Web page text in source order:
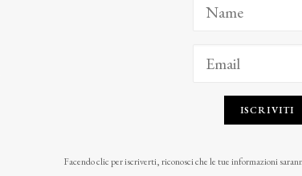
ISCRIVITI
Facendo clic per iscriverti, riconosci che le tue informazioni